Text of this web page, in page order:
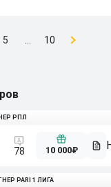
5 10
РПЛ
78 10 000₽
PARI 1 ЛИГА